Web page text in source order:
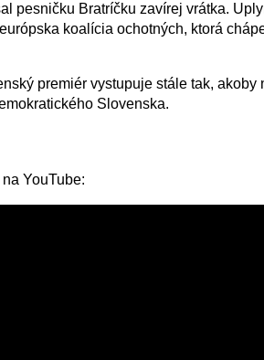
pesničku Bratríčku zavírej vrátka.
koalícia ochotných, ktorá
premiér vystupuje stále tak, akoby
Slovenska.
YouTube: